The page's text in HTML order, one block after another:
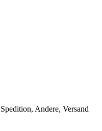
Andere, Versand